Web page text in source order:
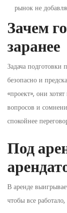
рынок не
Зачем
заранее
Задача подготовки
безопасно и
«проект», они
вопросов и
спокойнее
Под
В аренде
чтобы все